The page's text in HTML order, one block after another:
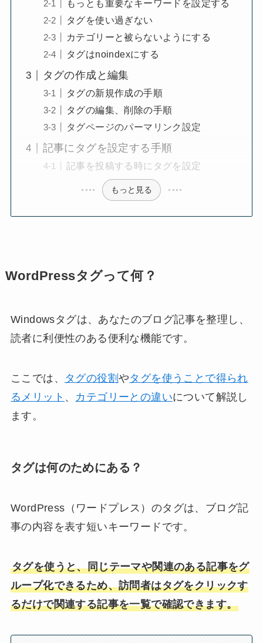
もっとも重要なキーワードを設定する
タグを使い過ぎない
カテゴリーと被らないようにする
タグはnoindexにする
タグの作成と編集
タグの新規作成の手順
タグの編集、削除の手順
タグページのパーマリンク設定
記事にタグを設定する手順
記事を投稿する時にタグを設定
もっと見る
WordPressタグって何？
Windowsタグは、あなたのブログ記事を整理し、
読者に利便性のある便利な機能です。
ここでは、 タグの役割やタグを使うことで得られ
るメリット 、 カテゴリーとの違いについて解説し
ます。
タグは何のためにある？
WordPress（ワードプレス）のタグは、ブログ記
事の内容を表す短いキーワードです。
タグを使うと、同じテーマや関連のある記事をグ
ループ化できるため、訪問者はタグをクリックす
るだけで関連する記事を一覧で確認できます。